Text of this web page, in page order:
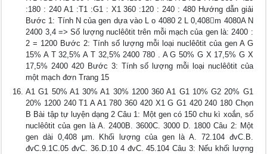
:180 : 240 A1 :T1 :G1 : X1 360 :120 : 240 : 480 Hướng dẫn giải
Bước 1: Tính N của gen dựa vào L o 4080 2 L 0,408m 4080A N
2400 3,4 => Số lượng nuclêôtit trên mỗi mạch của gen là: 2400 :
2 = 1200 Bước 2: Tính số lượng mỗi loại nuclêôtit của gen A G
15% A T 32,5% A T 32,5% 2400 780 . A G 50% G X 17,5% G X
17,5% 2400 420 Bước 3: Tính số lượng mỗi loại nuclêôtit của
một mạch đơn Trang 15
A1 G1 50% A1 30% A1 30% 1200 360 A1 G1 10% G2 20% G1
20% 1200 240 T1 A A1 780 360 420 X1 G G1 420 240 180 Chọn
B Bài tập tự luyện dạng 2 Câu 1: Một gen có 150 chu kì xoắn, số
nuclêôtit của gen là A. 2400B. 3600C. 3000 D. 1800 Câu 2: Một
gen dài 0,408 μm. Khối lượng của gen là A. 72.104 đvC.B.
đvC.9.1C.05 đvC. 36.D.10 4 đvC. 45.104 Câu 3: Nếu khối lượng